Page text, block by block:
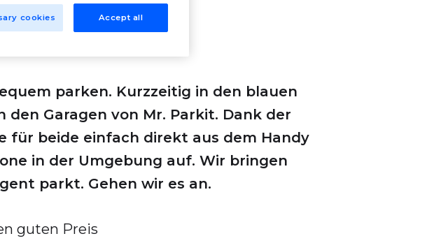
parken. Kurzzeitig in den blauen
den Garagen von Mr. Parkit. Dank der
für beide einfach direkt aus dem Handy
in der Umgebung auf. Wir bringen
parkt. Gehen wir es an.
guten Preis
cookies Accept all